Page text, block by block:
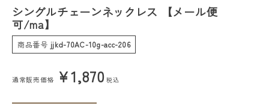
会員ステージ特典プログラムについて
シングルチェーンネックレス 【メール便
可/ma】
商品番号 jjkd-70AC-10g-acc-206
通常販売価格 ¥1,870 税込